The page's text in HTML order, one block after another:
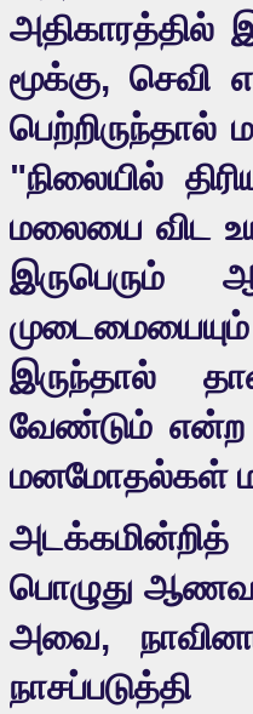
அதிகாரத்தில்
மூக்கு, செவி
பெற்றிருந்தால்
"நிலையில்
மலையை விட
இருபெரும்
இருந்தால்
வேண்டும் என்ற
மனமோதல்கள்
பொழுது
அவை,